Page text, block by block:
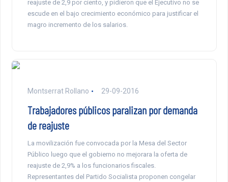
reajuste de 2,9 por ciento, y pidieron que el Ejecutivo no se
escude en el bajo crecimiento económico para justificar el
magro incremento de los salarios.
Montserrat Rollano 29-09-2016
Trabajadores públicos paralizan por demanda
de reajuste
La movilización fue convocada por la Mesa del Sector
Público luego que el gobierno no mejorara la oferta de
reajuste de 2,9% a los funcionarios fiscales.
Representantes del Partido Socialista proponen congelar